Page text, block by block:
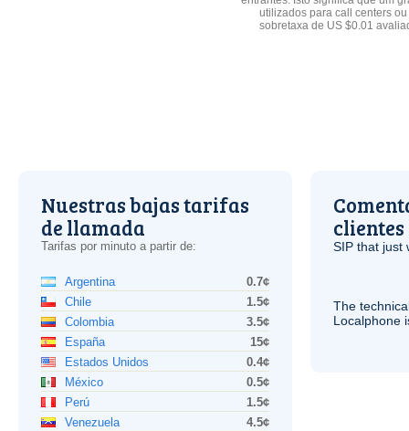
utilizados para call centers
sobretaxa de US $0.01
Nuestras bajas tarifas
de llamada
Tarifas por minuto a partir de:
Argentina
0.7¢
Chile
1.5¢
Colombia
3.5¢
España
15¢
Estados Unidos
0.4¢
México
0.5¢
Perú
1.5¢
Venezuela
4.5¢
clientes
SIP that just
The
Localphone